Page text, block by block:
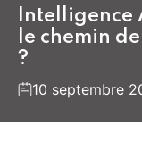
Intelligence
le chemin
?
10 septembre